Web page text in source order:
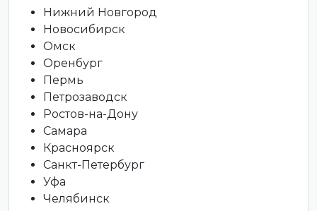
Нижний Новгород
Новосибирск
Омск
Оренбург
Пермь
Петрозаводск
Ростов-на-Дону
Самара
Красноярск
Санкт-Петербург
Уфа
Челябинск